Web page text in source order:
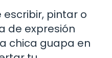
pintar o
de expresión
chica guapa en